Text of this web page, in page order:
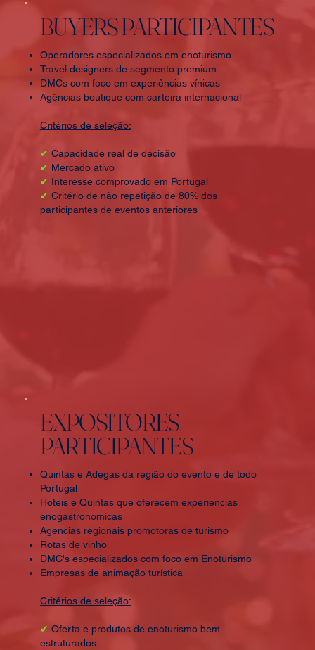
BUYERS PARTICIPANTES
Operadores especializados em enoturismo
Travel designers de segmento premium
DMCs com foco em experiências vínicas
Agências boutique com carteira internacional
​Critérios de seleção:
✔ Capacidade real de decisão
✔ Mercado ativo
✔ Interesse comprovado em Portugal
✔ Critério de não repetição de 80% dos
participantes de eventos anteriores
EXPOSITORES
PARTICIPANTES
Quintas e Adegas da região do evento e de todo
Portugal
Hoteis e Quintas que oferecem experiencias
enogastronomicas
Agencias regionais promotoras de turismo
Rotas de vinho
DMC's especializados com foco em Enoturismo
Empresas de animação turística
​Critérios de seleção:
✔ Oferta e produtos de enoturismo bem
estruturados